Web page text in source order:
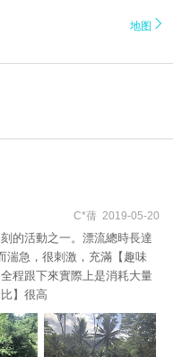
地图 
C*蒨 2019-05-20
的活動之一。漂流總時長達
湍急，很刺激，充滿【趣味
程跟下來實際上是消耗大量
】很高